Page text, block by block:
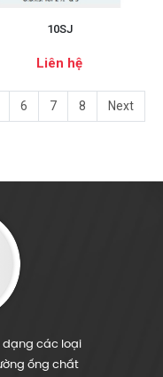
10SJ
Liên hệ
6 7 8 Next
dạng các loại
ống chất